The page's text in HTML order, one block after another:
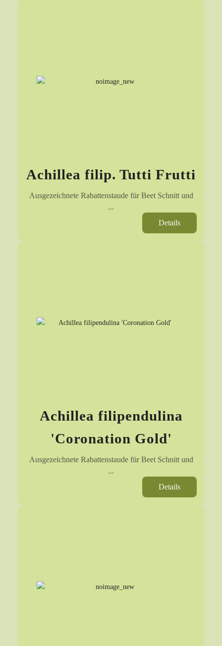
Achillea filip. Tutti Frutti
Ausgezeichnete Rabattenstaude für Beet Schnitt und
...
Details
Achillea filipendulina
'Coronation Gold'
Ausgezeichnete Rabattenstaude für Beet Schnitt und
...
Details